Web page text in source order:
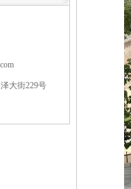
大街229号